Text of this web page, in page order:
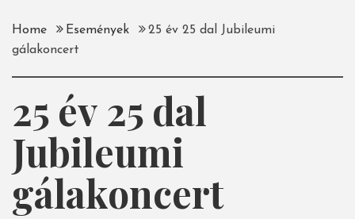
Home Események
25 év 25 dal Jubileumi
gálakoncert
25 év 25 dal
Jubileumi
gálakoncert